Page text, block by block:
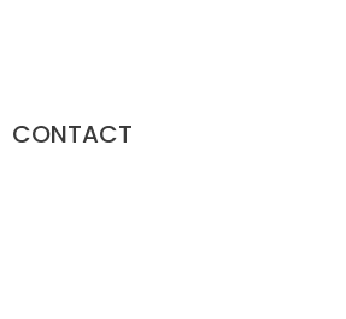
Jeu d'association de
CONTACT